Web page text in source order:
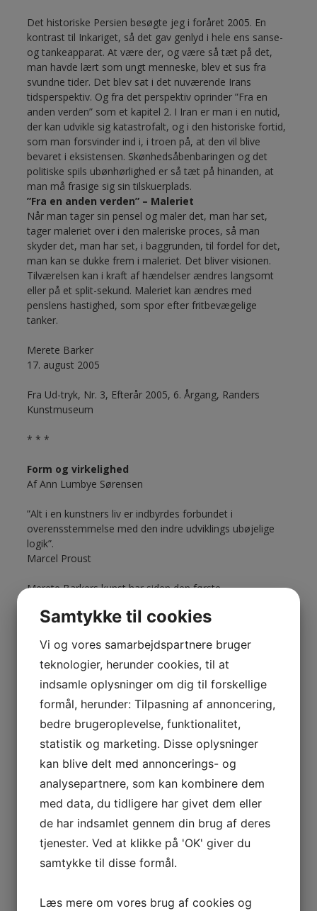
Det historiske Persien besøgte jeg i foråret 2005. En
kontrast til Inkariget, så det gav genlyd i hele ens sanse-
og tankeapparat. At være der, og være så tæt på det,
man havde lært som ungt menneske, blev et sus fra
svundne tider. Det blev sat i det nuværende Irans
tidsperspektiv. Og fra det perspektiv oprinder ”Fra en
anden verden” som et kapitel 2. I Iran er man i en nutid,
der kan udvikle sig katastrofalt, og i den historiske fortid,
som man forsvinder ind i, i troen på, at den vil blive
bevaret i eksistensen. Skønhedsåbenbaringen og det
politiske spils ubønhørlighed er så tæt på hinanden, at
man må frasige sig sin tilskuerplads.
”Fra en anden verden” – Maleriet
Når man tager sin pensel og maler det, man har set,
tager maleriet over i den maleriske proces, så man
skyder det, man har set, i baggrunden, til fordel for det,
man kan se dukke frem i maleriet. Det bliver visionen.
Tilværelsen kan i kraft af hændelser ændres langsomt
eller på et split-sekund. Maleriet kan ændres med
penslens hastighed, som spor efter fritbevægelige
tanker.
Merete Barker
17. august 2005
Fra Ud-tryk, Nr. 3, Efterår 2005, 6. Årgang, Randers
Kunstmuseum
* * *
Form og virkelighed
Af Ann Lumbye Sørensen
”Alt i en kunstners liv er indbyrdes forbundet i
overensstemmelse med den indre udviklings ubøjelige
logik”.
Marcel Proust
Merete Barkers kunst har siden den første
faser. Hendes udgangspunkt var den rene abstraktions
referencer til omverdenen og kun henviste til sig selv.
Men en sådan afsondring fra livsrummet var ikke
tilfredsstillende i længden, så snart fulgte en række
eksperimenter med computergenereret grafik og
minimalistisk funderede skulpturer, konstrueret af
bemalede geometriske moduler. Hensigten var at
inddrage det omgivende rum og aktivere form til
rumskabende dynamisk struktur.
Hendes maleri i 1990’erne er ofte benævnt som værende
ekspressionistisk, men efter min mening indebærer dette
en urimelig begrænsning i forhold til vægtningen af
kompositionens kreative systematik, som er en bærende
faktor i de store malerier med motiver fra USA, Mexico,
Indien, Tyrkiet og andre i vore øjne eksotiske steder. På
også disse malerier styret af en egen logik, hvormed
Samtykke til cookies
Vi og vores samarbejdspartnere bruger
teknologier, herunder cookies, til at
indsamle oplysninger om dig til forskellige
formål, herunder: Tilpasning af annoncering,
bedre brugeroplevelse, funktionalitet,
statistik og marketing. Disse oplysninger
kan blive delt med annoncerings- og
analysepartnere, som kan kombinere dem
med data, du tidligere har givet dem eller
de har indsamlet gennem din brug af deres
tjenester. Ved at klikke på 'OK' giver du
samtykke til disse formål.
Læs mere om vores brug af cookies og